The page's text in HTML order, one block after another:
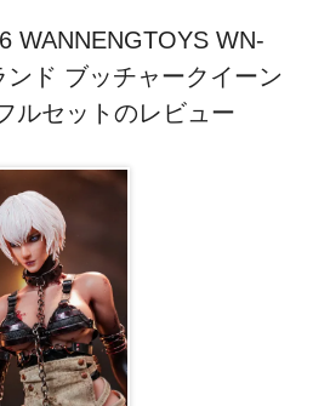
WANNENGTOYS WN-
ド ブッチャークイーン
ルセットのレビュー